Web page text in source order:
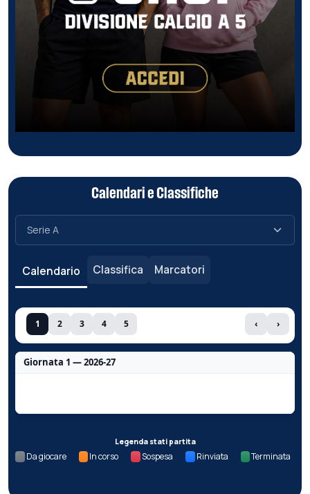
Calendari e Classifiche
Calendario Classifica Marcatori
1 2 3 4 5 ‹ ›
Giornata 1 — 2026-27
Legenda stati partita
Da giocare In corso Sospesa Rinviata Terminata